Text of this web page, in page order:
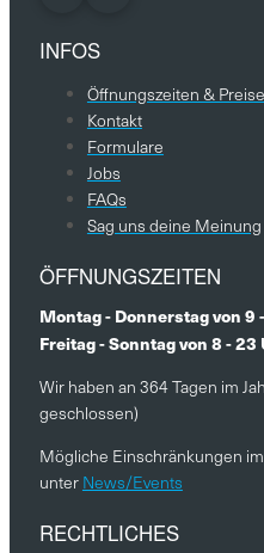
INFOS
Öffnungszeiten & Preise
Kontakt
Formulare
Jobs
FAQs
Sag uns deine Meinung
ÖFFNUNGSZEITEN
Montag - Donnerstag von 9
Freitag - Sonntag von 8 - 23
Wir haben an 364 Tagen im
geschlossen)
Mögliche Einschränkungen
unter News/Events
RECHTLICHES